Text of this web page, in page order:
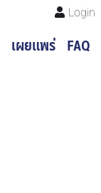
Login
เผยแพร่ FAQ